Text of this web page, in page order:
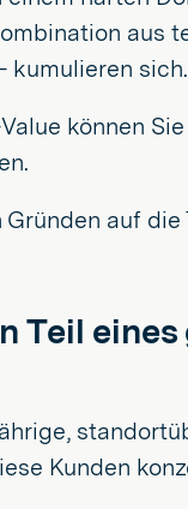
aus
kumulieren sich.
können
auf die
Teil
Kunden